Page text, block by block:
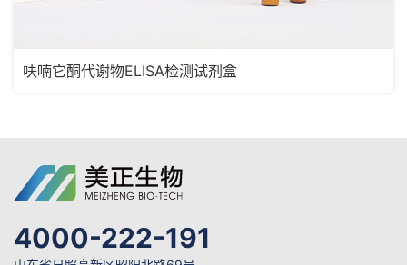
呋喃它酮代谢物ELISA检测试剂盒
4000-222-191